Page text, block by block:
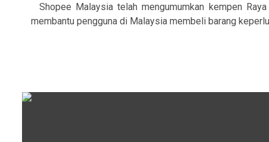
Shopee Malaysia telah mengumumkan kempen
membantu pengguna di Malaysia membeli barang